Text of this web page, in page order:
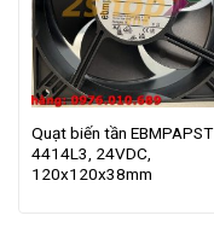
Quạt biến tần EBMPAPST
4414L3, 24VDC,
120x120x38mm